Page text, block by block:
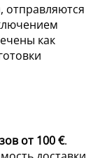
как
от 100 €.